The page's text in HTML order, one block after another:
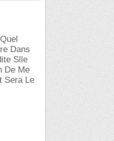
Dans
Slle
De Me
Sera Le